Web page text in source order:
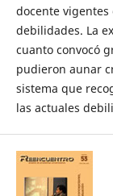
docente vigentes
debilidades. La
cuanto convocó
pudieron aunar
sistema que
las actuales